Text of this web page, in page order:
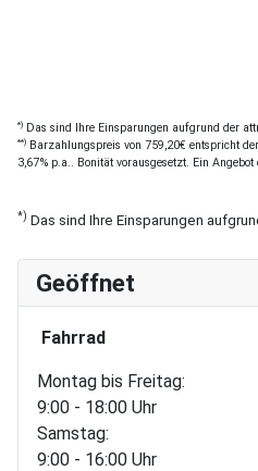
*) Das sind Ihre Einsparungen aufgrund der
**) Barzahlungspreis von 759,20€ entspricht
3,67% p.a.. Bonität vorausgesetzt. Ein
*) Das sind Ihre Einsparungen
Geöffnet
Fahrrad
Montag bis Freitag:
9:00 - 18:00 Uhr
Samstag:
9:00 - 16:00 Uhr